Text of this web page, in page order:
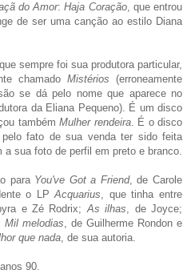
do Amor:Haja Coração, que entrou
de ser uma canção ao estilo Diana
sempre foi sua produtora particular,
chamadoMistérios (erroneamente
se dá pelo nome que aparece no
da Eliana Pequeno). É um disco
tambémMulher rendeira. É o disco
pelo fato de sua venda ter sido feita
sua foto de perfil em preto e branco.
para You've Got a Friend, de Carole
o LPAcquarius , que tinha entre
e Zé Rodrix; As ilhas , de Joyce;
Mil melodias , de Guilherme Rondon e
que nada , de sua autoria.
90.